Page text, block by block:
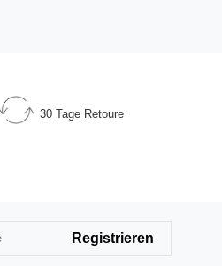
30 Tage Retoure